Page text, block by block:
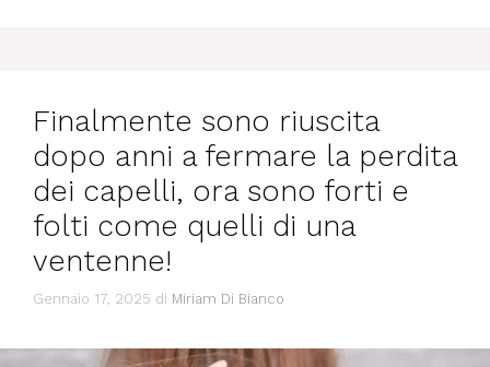
Finalmente sono riuscita
dopo anni a fermare la perdita
dei capelli, ora sono forti e
folti come quelli di una
ventenne!
Gennaio 17, 2025 di Miriam Di Bianco